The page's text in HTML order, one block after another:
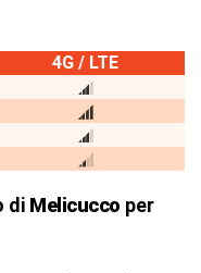
4G / LTE
di Melicucco per